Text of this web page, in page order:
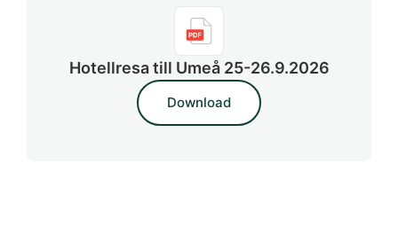
Hotellresa till Umeå 25-26.9.2026
Download